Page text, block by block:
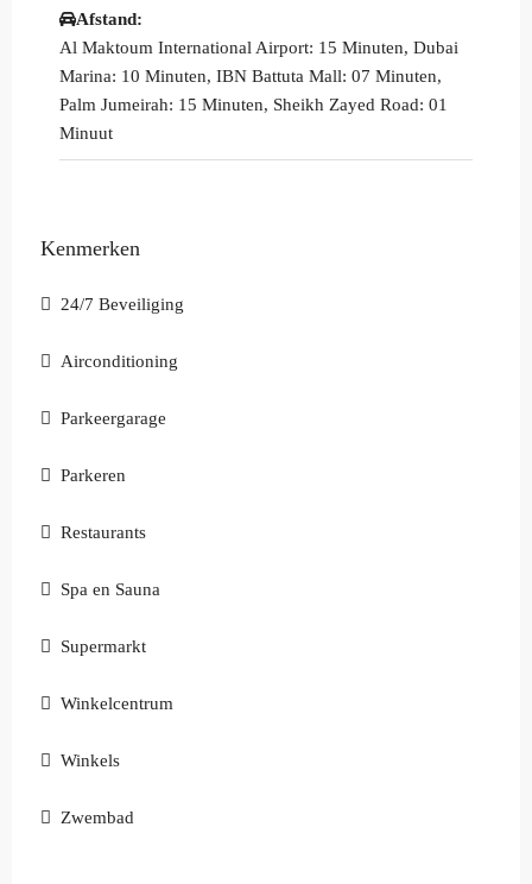
Afstand:
Al Maktoum International Airport: 15 Minuten, Dubai
Marina: 10 Minuten, IBN Battuta Mall: 07 Minuten,
Palm Jumeirah: 15 Minuten, Sheikh Zayed Road: 01
Minuut
Kenmerken
24/7 Beveiliging
Airconditioning
Parkeergarage
Parkeren
Restaurants
Spa en Sauna
Supermarkt
Winkelcentrum
Winkels
Zwembad